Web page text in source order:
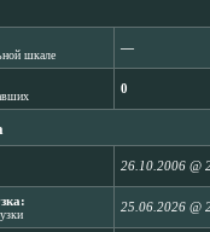
шкале
―
0
26.10.2006 @
25.06.2026 @